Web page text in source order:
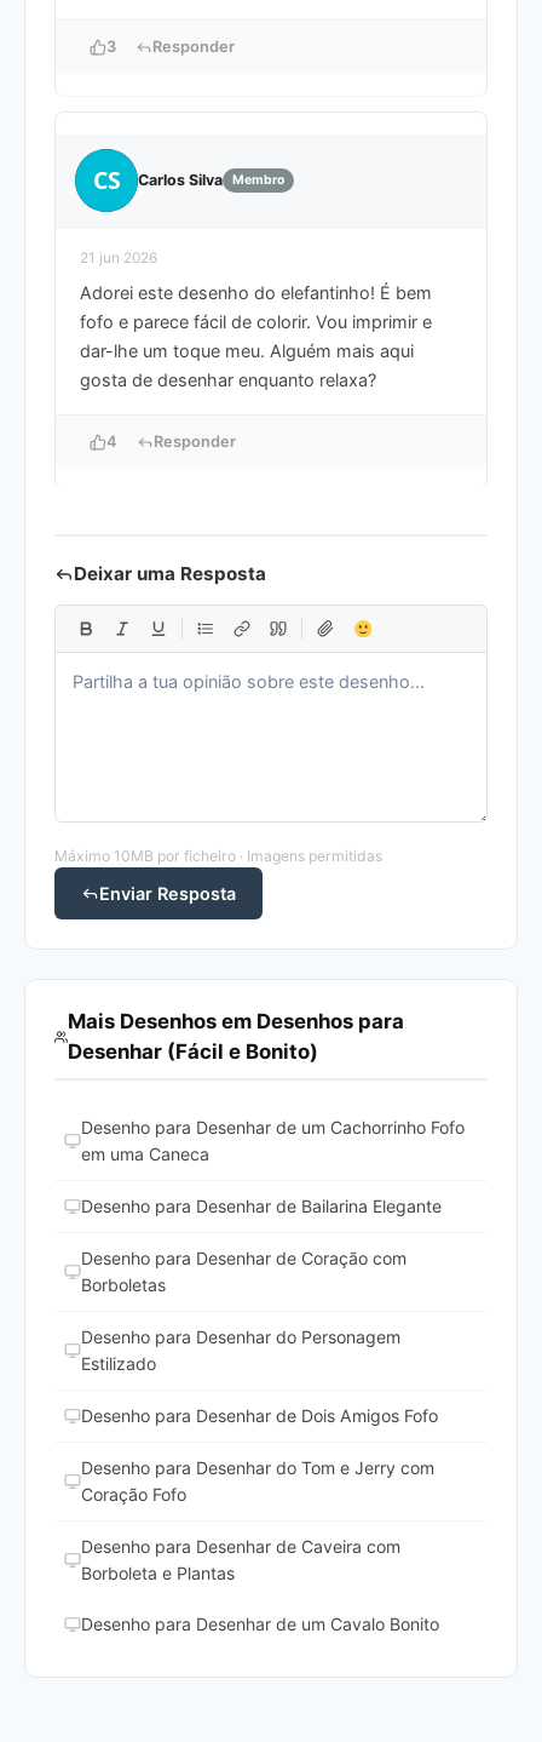
3 Responder
CS Carlos Silva Membro
21 jun 2026
Adorei este desenho do elefantinho! É bem
fofo e parece fácil de colorir. Vou imprimir e
dar-lhe um toque meu. Alguém mais aqui
gosta de desenhar enquanto relaxa?
4 Responder
Deixar uma Resposta
Máximo 10MB por ficheiro · Imagens permitidas
Enviar Resposta
Mais Desenhos em Desenhos para
Desenhar (Fácil e Bonito)
Desenho para Desenhar de um Cachorrinho Fofo
em uma Caneca
Desenho para Desenhar de Bailarina Elegante
Desenho para Desenhar de Coração com
Borboletas
Desenho para Desenhar do Personagem
Estilizado
Desenho para Desenhar de Dois Amigos Fofo
Desenho para Desenhar do Tom e Jerry com
Coração Fofo
Desenho para Desenhar de Caveira com
Borboleta e Plantas
Desenho para Desenhar de um Cavalo Bonito